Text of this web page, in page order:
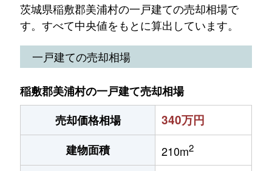
茨城県稲敷郡美浦村の一戸建ての売却相場で
す。すべて中央値をもとに算出しています。
一戸建ての売却相場
稲敷郡美浦村の一戸建て売却相場
売却価格相場
340万円
建物面積 210m2